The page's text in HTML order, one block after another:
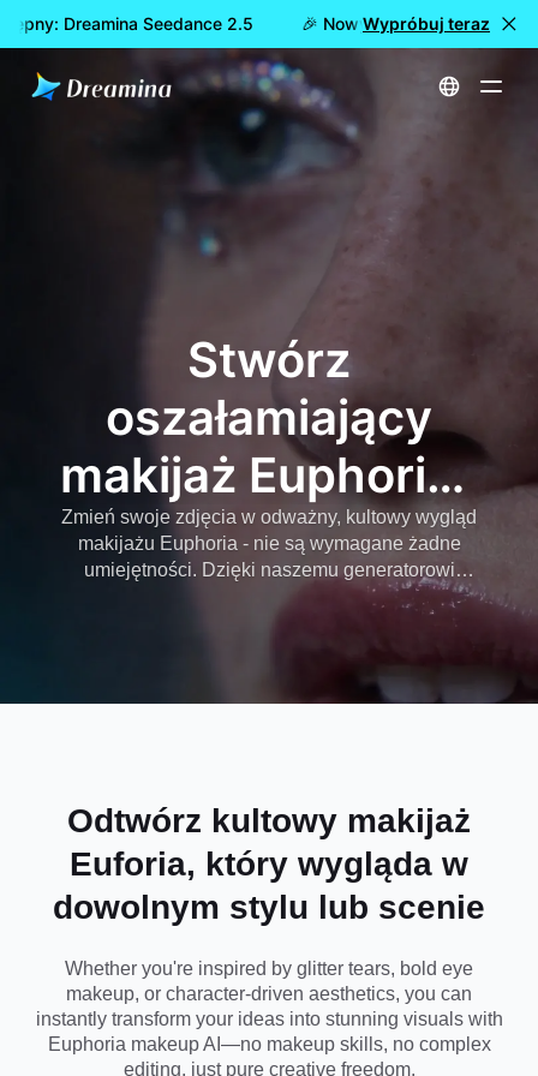
Dreamina Seedance 2.5 🎉 Nowy model już dostępny:
Wypróbuj teraz
Strona główna
Stwórz
oszałamiający
makijaż Euphoria i
Euphoria Eye
Makeup za
pomocą sztucznej
inteligencji w kilka
Zmień swoje zdjęcia w odważny, kultowy wygląd
makijażu Euphoria - nie są wymagane żadne
umiejętności. Dzięki naszemu generatorowi
opartemu na sztucznej inteligencji możesz
oczu z kryształków górskich i dramatyczny wygląd
Euforii inspirowany Twoimi ulubionymi postaciami.
Niezależnie od tego, czy tworzysz treści dla
pomocą zaledwie kilku kliknięć.
Odtwórz kultowy makijaż
Euforia, który wygląda w
dowolnym stylu lub scenie
Whether you're inspired by glitter tears, bold eye
makeup, or character-driven aesthetics, you can
instantly transform your ideas into stunning visuals with
Euphoria makeupAI—no makeup skills, no complex
editing, just pure creative freedom.